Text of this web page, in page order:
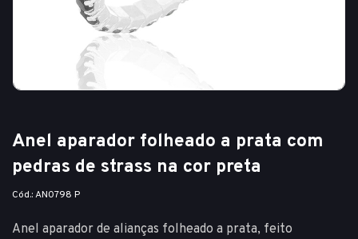
Anel aparador folheado a prata com
pedras de strass na cor preta
Cód.: AN0798 P
Anel aparador de alianças folheado a prata, feito